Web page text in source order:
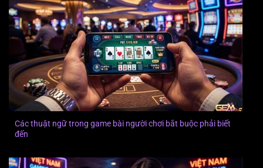
Các thuật ngữ trong game bài người chơi bắt buộc phải biết
đến